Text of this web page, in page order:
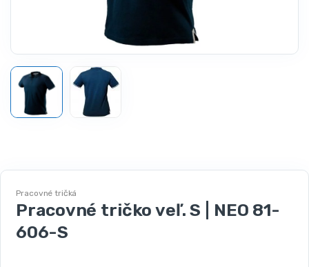
Pracovné tričká
Pracovné tričko veľ. S | NEO 81-
606-S